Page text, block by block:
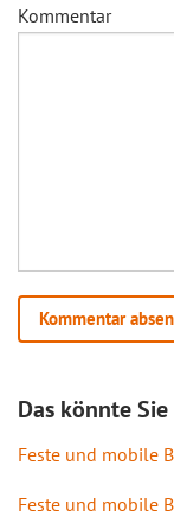
Kommentar
Das könnte
Feste und mobile
Feste und mobile